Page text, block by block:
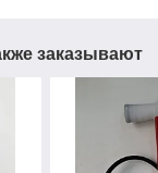
заказывают